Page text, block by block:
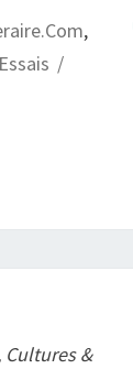
,
Essais /
Cultures &